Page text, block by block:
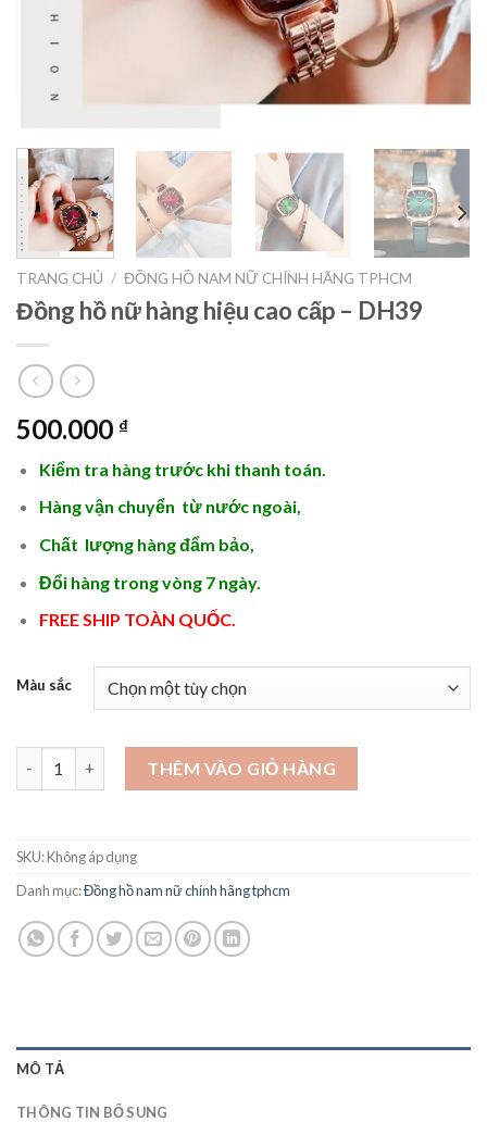
TRANG CHỦ / ĐỒNG HỒ NAM NỮ CHÍNH HÃNG TPHCM
Đồng hồ nữ hàng hiệu cao cấp – DH39
500.000 ₫
Kiểm tra hàng trước khi thanh toán.
Hàng vận chuyển từ nước ngoài,
Chất lượng hàng đẩm bảo,
Đổi hàng trong vòng 7 ngày.
FREE SHIP TOÀN QUỐC.
Màu sắc
Đồng hồ nữ hàng hiệu cao cấp - DH39 số lượng
THÊM VÀO GIỎ HÀNG
SKU:Không áp dụng
Danh mục:Đồng hồ nam nữ chính hãng tphcm
MÔ TẢ
THÔNG TIN BỔ SUNG